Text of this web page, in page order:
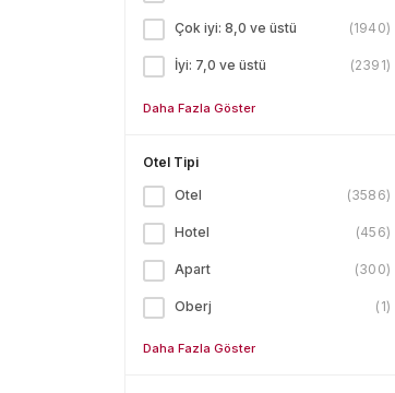
Çok iyi: 8,0 ve üstü (1940)
İyi: 7,0 ve üstü (2391)
Daha Fazla Göster
Otel Tipi
Otel
(3586)
Hotel (456)
Apart (300)
Oberj ( 1)
Daha Fazla Göster